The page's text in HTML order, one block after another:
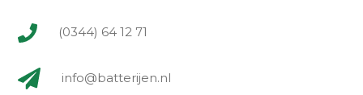
(0344) 64 12 71
info@batterijen.nl